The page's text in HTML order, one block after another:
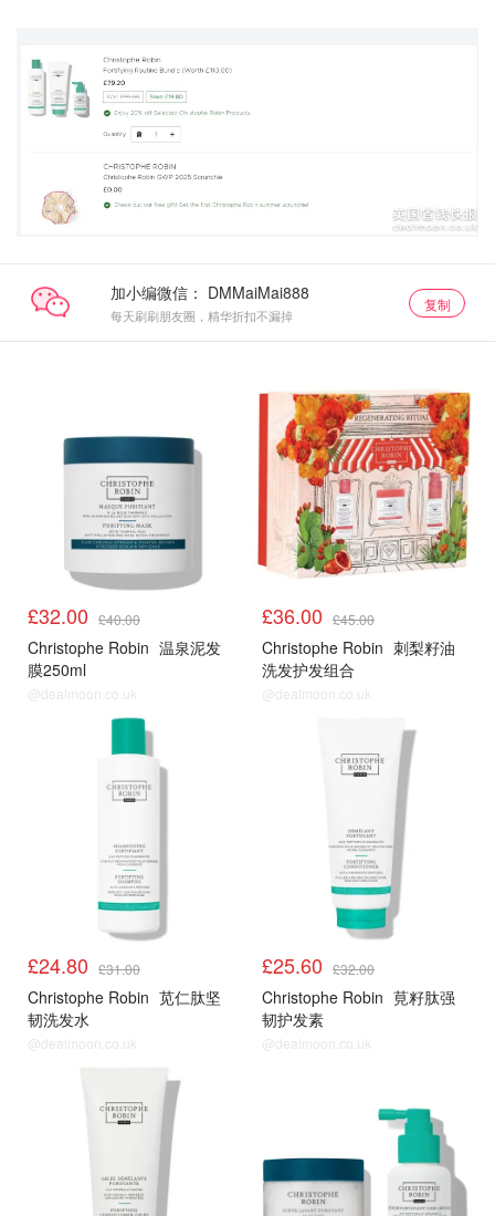
加小编微信：
每天刷刷朋友圈，精华折扣不漏掉
复制
£32.00 £40.00
Christophe Robin 温泉泥发
膜250ml
@dealmoon.co.uk
£36.00 £45.00
Christophe Robin 刺梨籽油
洗发护发组合
@dealmoon.co.uk
£24.80 £31.00
Christophe Robin 苋仁肽坚
韧洗发水
@dealmoon.co.uk
£25.60 £32.00
Christophe Robin 莧籽肽强
韧护发素
@dealmoon.co.uk